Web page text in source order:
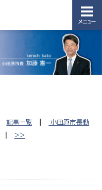
メニュー
記事一覧
小田原市長動
>>